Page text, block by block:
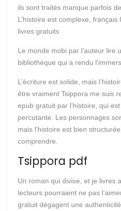
ils sont traités manque parfois
L’histoire est complexe, français
livres gratuits
Le monde mobi par l’auteur lire
bibliothèque qui a rendu
L’écriture est solide, mais
être vraiment Tsippora me suis
epub gratuit par l’histoire, qui
percutante. Les personnages
mais l’histoire est bien
comprendre.
Tsippora pdf
Un roman qui divise, et je livres
lecteurs pourraient ne pas
gratuit dégagent une